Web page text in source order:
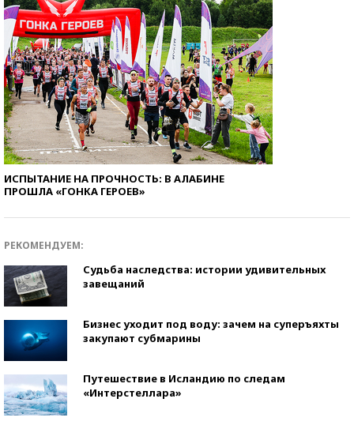
ИСПЫТАНИЕ НА ПРОЧНОСТЬ: В АЛАБИНЕ
ПРОШЛА «ГОНКА ГЕРОЕВ»
РЕКОМЕНДУЕМ:
Судьба наследства: истории удивительных
завещаний
Бизнес уходит под воду: зачем на суперъяхты
закупают субмарины
Путешествие в Исландию по следам
«Интерстеллара»